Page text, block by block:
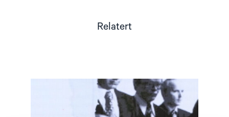
Relatert
Read
article
"Møt
Helsingforskomiteen